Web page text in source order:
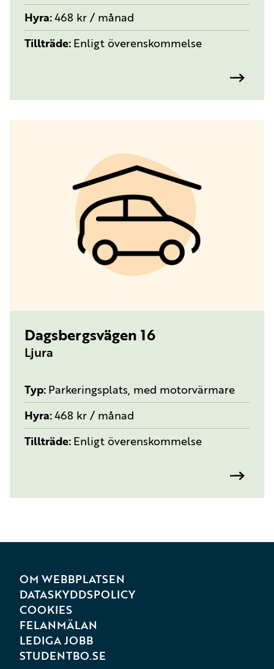
Hyra 468 kr / månad
Tillträde Enligt överenskommelse
Dagsbergsvägen 16
Ljura
Typ Parkeringsplats, med motorvärmare
Hyra 468 kr / månad
Tillträde Enligt överenskommelse
OM WEBBPLATSEN
DATASKYDDSPOLICY
COOKIES
FELANMÄLAN
LEDIGA JOBB
STUDENTBO.SE